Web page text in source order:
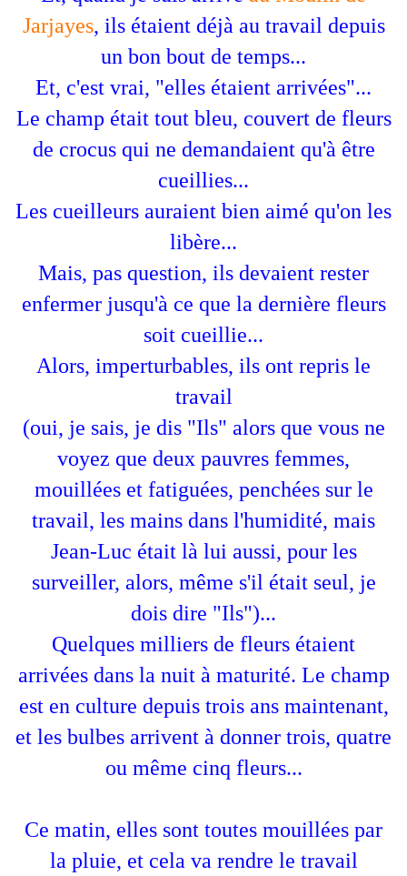
Jarjayes, ils étaient déjà au travail depuis
un bon bout de temps...
Et, c'est vrai, "elles étaient arrivées"...
Le champ était tout bleu, couvert de fleurs
de crocus qui ne demandaient qu'à être
cueillies...
Les cueilleurs auraient bien aimé qu'on les
libère...
Mais, pas question, ils devaient rester
enfermer jusqu'à ce que la dernière fleurs
soit cueillie...
Alors, imperturbables, ils ont repris le
travail
(oui, je sais, je dis "Ils" alors que vous ne
voyez que deux pauvres femmes,
mouillées et fatiguées, penchées sur le
travail, les mains dans l'humidité, mais
Jean-Luc était là lui aussi, pour les
surveiller, alors, même s'il était seul, je
dois dire "Ils")...
Quelques milliers de fleurs étaient
arrivées dans la nuit à maturité. Le champ
est en culture depuis trois ans maintenant,
et les bulbes arrivent à donner trois, quatre
ou même cinq fleurs...
Ce matin, elles sont toutes mouillées par
la pluie, et cela va rendre le travail